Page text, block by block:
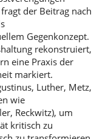
der Beitrag nach
Gegenkonzept.
rekonstruiert,
eine Praxis der
markiert.
Luther, Metz,
wie
Reckwitz), um
kritisch zu